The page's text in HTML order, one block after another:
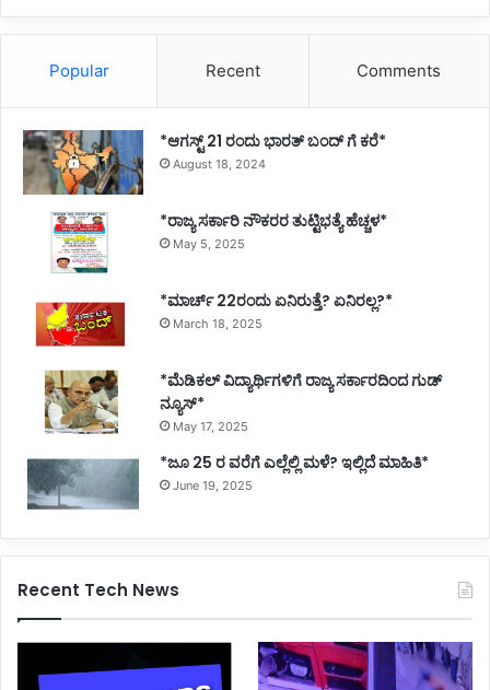
Popular Recent Comments
*ಆಗಸ್ಟ್ 21 ರಂದು ಭಾರತ್‌ ಬಂದ್‌ ಗೆ ಕರೆ*
August 18, 2024
*ರಾಜ್ಯ ಸರ್ಕಾರಿ ನೌಕರರ ತುಟ್ಟಿಭತ್ಯೆ ಹೆಚ್ಚಳ*
May 5, 2025
*ಮಾರ್ಚ್ 22ರಂದು ಏನಿರುತ್ತೆ? ಏನಿರಲ್ಲ?*
March 18, 2025
*ಮೆಡಿಕಲ್ ವಿದ್ಯಾರ್ಥಿಗಳಿಗೆ ರಾಜ್ಯ ಸರ್ಕಾರದಿಂದ ಗುಡ್
ನ್ಯೂಸ್*
May 17, 2025
*ಜೂ 25 ರ ವರೆಗೆ ಎಲ್ಲೆಲ್ಲಿ ಮಳೆ? ಇಲ್ಲಿದೆ ಮಾಹಿತಿ*
June 19, 2025
Recent Tech News